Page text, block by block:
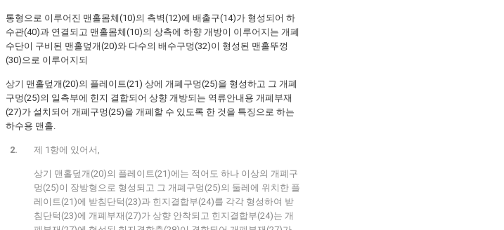
통형으로 이루어진 맨홀몸체(10)의 측벽(12)에 배출구(14)가 형성되어 하
수관(40)과 연결되고 맨홀몸체(10)의 상측에 하향 개방이 이루어지는 개폐
수단이 구비된 맨홀덮개(20)와 다수의 배수구멍(32)이 형성된 맨홀뚜껑
(30)으로 이루어지되
상기 맨홀덮개(20)의 플레이트(21) 상에 개폐구멍(25)을 형성하고 그 개폐
구멍(25)의 일측부에 힌지 결합되어 상향 개방되는 역류안내용 개폐부재
(27)가 설치되어 개폐구멍(25)을 개폐할 수 있도록 한 것을 특징으로 하는
하수용 맨홀.
제 1항에 있어서,
상기 맨홀덮개(20)의 플레이트(21)에는 적어도 하나 이상의 개폐구
멍(25)이 장방형으로 형성되고 그 개폐구멍(25)의 둘레에 위치한 플
레이트(21)에 받침단턱(23)과 힌지결합부(24)를 각각 형성하여 받
침단턱(23)에 개폐부재(27)가 상향 안착되고 힌지결합부(24)는 개